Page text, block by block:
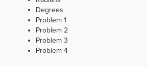
Degrees
Problem 1
Problem 2
Problem 3
Problem 4